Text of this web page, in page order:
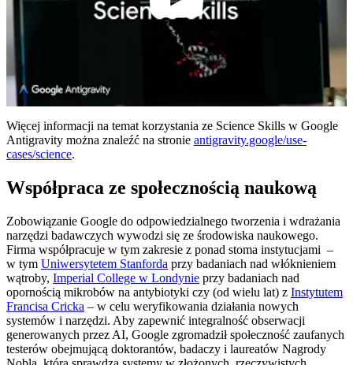
2:54
Więcej informacji na temat korzystania ze Science Skills w Google
Antigravity można znaleźć na stronie antigravity.google/use-
cases/science.
Współpraca ze społecznością naukową
Zobowiązanie Google do odpowiedzialnego tworzenia i wdrażania
narzędzi badawczych wywodzi się ze środowiska naukowego.
Firma współpracuje w tym zakresie z ponad stoma instytucjami –
w tym Uniwersytetem Stanforda przy badaniach nad włóknieniem
wątroby, Imperial College w Londynie przy badaniach nad
opornością mikrobów na antybiotyki czy (od wielu lat) z Instytutem
Francisa Cricka – w celu weryfikowania działania nowych
systemów i narzędzi. Aby zapewnić integralność obserwacji
generowanych przez AI, Google zgromadził społeczność zaufanych
testerów obejmującą doktorantów, badaczy i laureatów Nagrody